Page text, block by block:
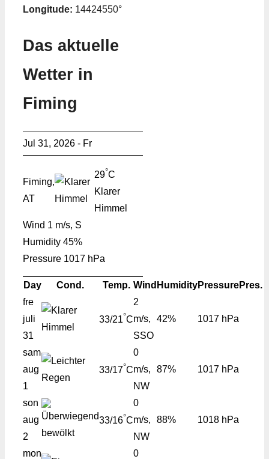
Longitude: 14424550°
Das aktuelle
Wetter in
Fiming
Jul 31, 2026 - Fr
Fiming,
AT
29°C
Klarer
Himmel
Wind 1 m/s, S
Humidity 45%
Pressure 1017 hPa
Day Cond. Temp. Wind HumidityPressurePres.
fre
juli
31
33/21°C
2
m/s,
SSO
42% 1017 hPa
sam
aug
1
33/17°C
0
m/s,
NW
87% 1017 hPa
son
aug
2
33/16°C
0
m/s,
NW
88% 1018 hPa
mon
0